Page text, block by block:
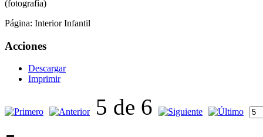
(fotografía)
Página: Interior Infantil
Acciones
Descargar
Imprimir
5 de 6